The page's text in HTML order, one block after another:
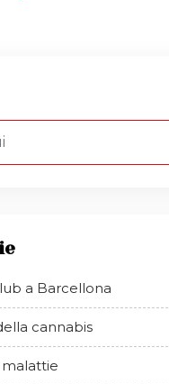
a Barcellona
cannabis
malattie